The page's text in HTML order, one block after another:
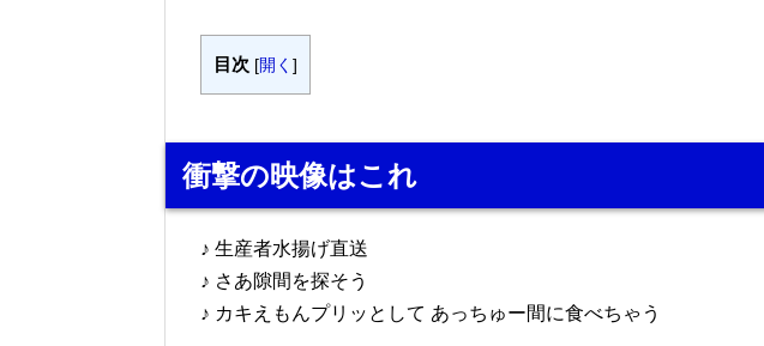
目次 [開く ]
衝撃の映像はこれ
♪ 生産者水揚げ直送
♪ さあ隙間を探そう
♪ カキえもんプリッとして あっちゅー間に食べちゃう